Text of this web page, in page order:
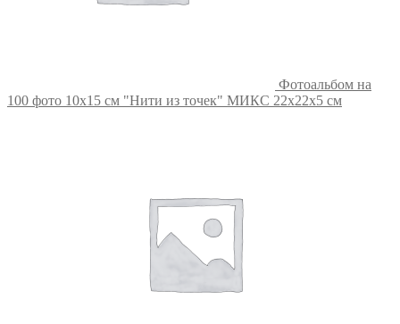
Фотоальбом на
100 фото 10х15 см "Нити из точек" МИКС 22х22х5 см